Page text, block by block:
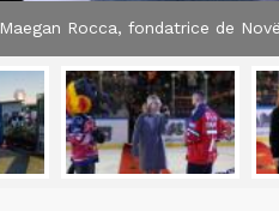
Maegan Rocca, fondatrice de